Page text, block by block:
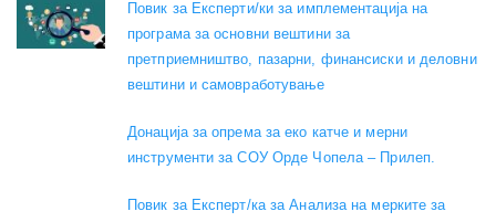
Повик за Експерти/ки за имплементација на
програма за основни вештини за
претприемништво, пазарни, финансиски и деловни
вештини и самовработување
Донација за опрема за еко катче и мерни
инструменти за СОУ Орде Чопела – Прилеп.
Повик за Експерт/ка за Анализа на мерките за